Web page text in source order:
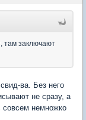
там заключают
ва. Без него
не сразу, а
совсем немножко